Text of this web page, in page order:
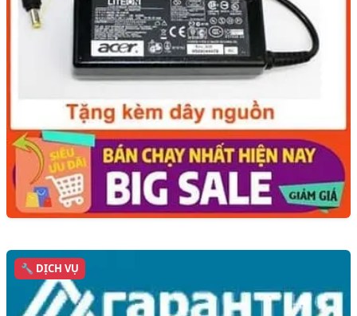
🔧 DỊCH VỤ